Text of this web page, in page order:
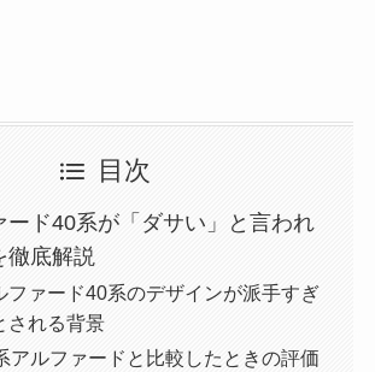
目次
ード40系が「ダサい」と言われ
徹底解説
ファード40系のデザインが派手すぎ
される背景
アルファードと比較したときの評価